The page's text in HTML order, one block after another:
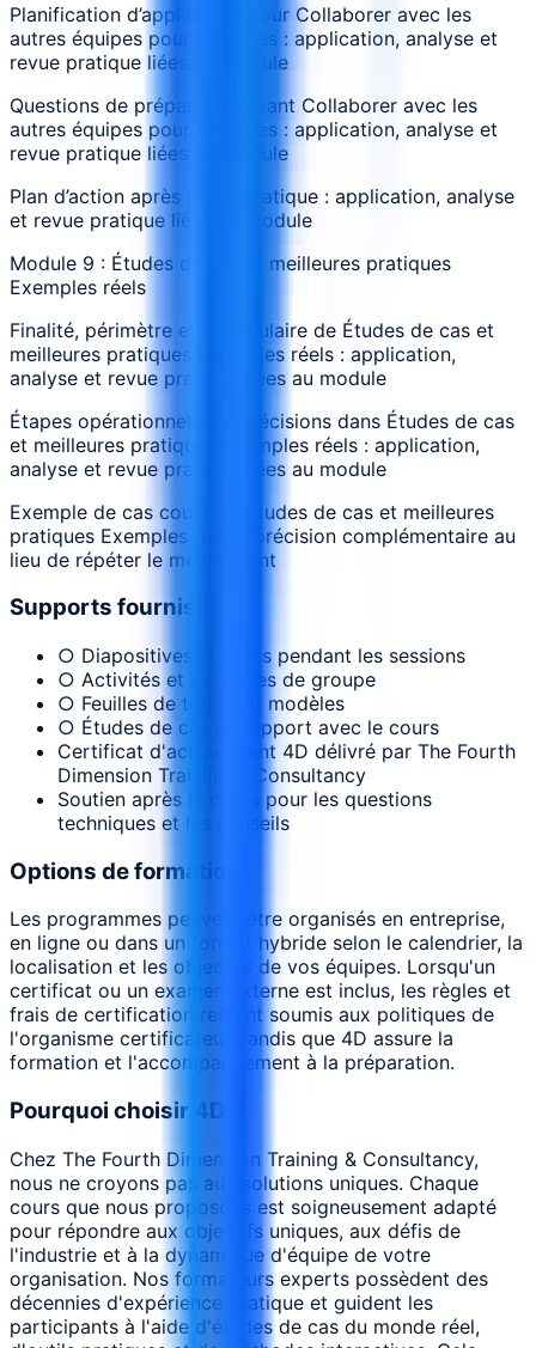
Planification d’application pour Collaborer avec les
autres équipes pour servir les : application, analyse et
revue pratique liées au module
Questions de préparation avant Collaborer avec les
autres équipes pour servir les : application, analyse et
revue pratique liées au module
Plan d’action après revue pratique : application, analyse
et revue pratique liées au module
Module 9 : Études de cas et meilleures pratiques
Exemples réels
Finalité, périmètre et vocabulaire de Études de cas et
meilleures pratiques Exemples réels : application,
analyse et revue pratique liées au module
Étapes opérationnelles et décisions dans Études de cas
et meilleures pratiques Exemples réels : application,
analyse et revue pratique liées au module
Exemple de cas couvrant Études de cas et meilleures
pratiques Exemples réels : précision complémentaire au
lieu de répéter le même point
Supports fournis
○ Diapositives utilisées pendant les sessions
○ Activités et exercices de groupe
○ Feuilles de travail et modèles
○ Études de cas en rapport avec le cours
Certificat d'achèvement 4D délivré par The Fourth
Dimension Training & Consultancy
Soutien après le cours pour les questions
techniques et les conseils
Options de formation
Les programmes peuvent être organisés en entreprise,
en ligne ou dans un format hybride selon le calendrier, la
localisation et les objectifs de vos équipes. Lorsqu'un
certificat ou un examen externe est inclus, les règles et
frais de certification restent soumis aux politiques de
l'organisme certificateur, tandis que 4D assure la
formation et l'accompagnement à la préparation.
Pourquoi choisir 4D
Chez The Fourth Dimension Training & Consultancy,
nous ne croyons pas aux solutions uniques. Chaque
cours que nous proposons est soigneusement adapté
pour répondre aux objectifs uniques, aux défis de
l'industrie et à la dynamique d'équipe de votre
organisation. Nos formateurs experts possèdent des
décennies d'expérience pratique et guident les
participants à l'aide d'études de cas du monde réel,